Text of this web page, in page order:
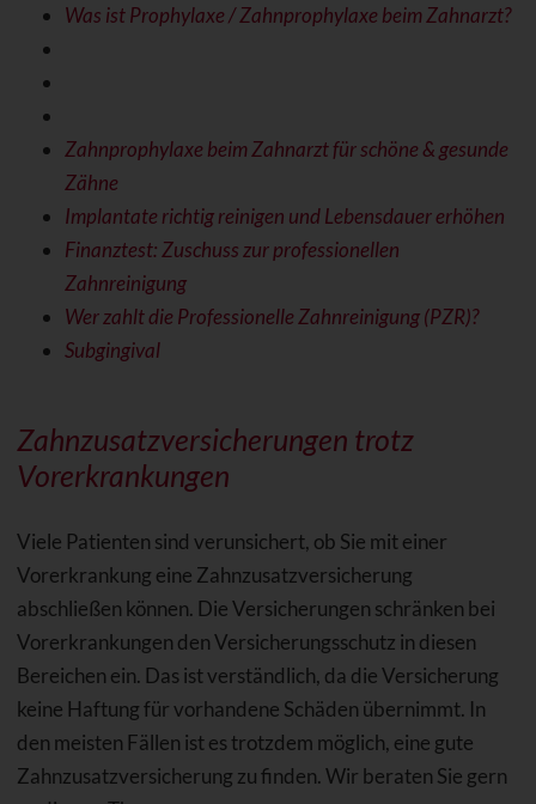
Was ist Prophylaxe / Zahnprophylaxe beim Zahnarzt?
Zahnprophylaxe beim Zahnarzt für schöne & gesunde
Zähne
Implantate richtig reinigen und Lebensdauer erhöhen
Finanztest: Zuschuss zur professionellen
Zahnreinigung
Wer zahlt die Professionelle Zahnreinigung (PZR)?
Subgingival
Zahnzusatzversicherungen trotz
Vorerkrankungen
Viele Patienten sind verunsichert, ob Sie mit einer
Vorerkrankung eine Zahnzusatzversicherung
abschließen können. Die Versicherungen schränken bei
Vorerkrankungen den Versicherungsschutz in diesen
Bereichen ein. Das ist verständlich, da die Versicherung
keine Haftung für vorhandene Schäden übernimmt. In
den meisten Fällen ist es trotzdem möglich, eine gute
Zahnzusatzversicherung zu finden. Wir beraten Sie gern